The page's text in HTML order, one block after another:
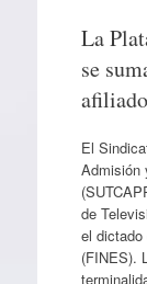
La
se
El
Admisión
de
el
(FINES).